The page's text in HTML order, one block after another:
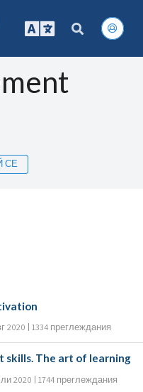
СЕ
2020 1334 преглеждания
skills. The art of learning
2020 1744 преглеждания